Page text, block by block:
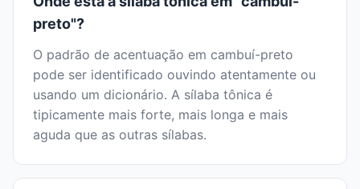
preto"?
O padrão de acentuação em cambuí-preto
pode ser identificado ouvindo atentamente ou
usando um dicionário. A sílaba tônica é
tipicamente mais forte, mais longa e mais
aguda que as outras sílabas.